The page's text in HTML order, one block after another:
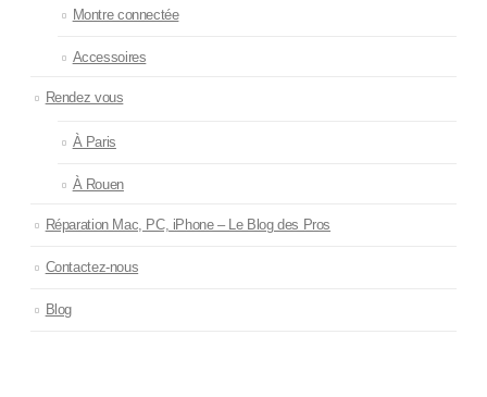
Montre connectée
Accessoires
Rendez vous
À Paris
À Rouen
Réparation Mac, PC, iPhone – Le Blog des Pros
Contactez-nous
Blog